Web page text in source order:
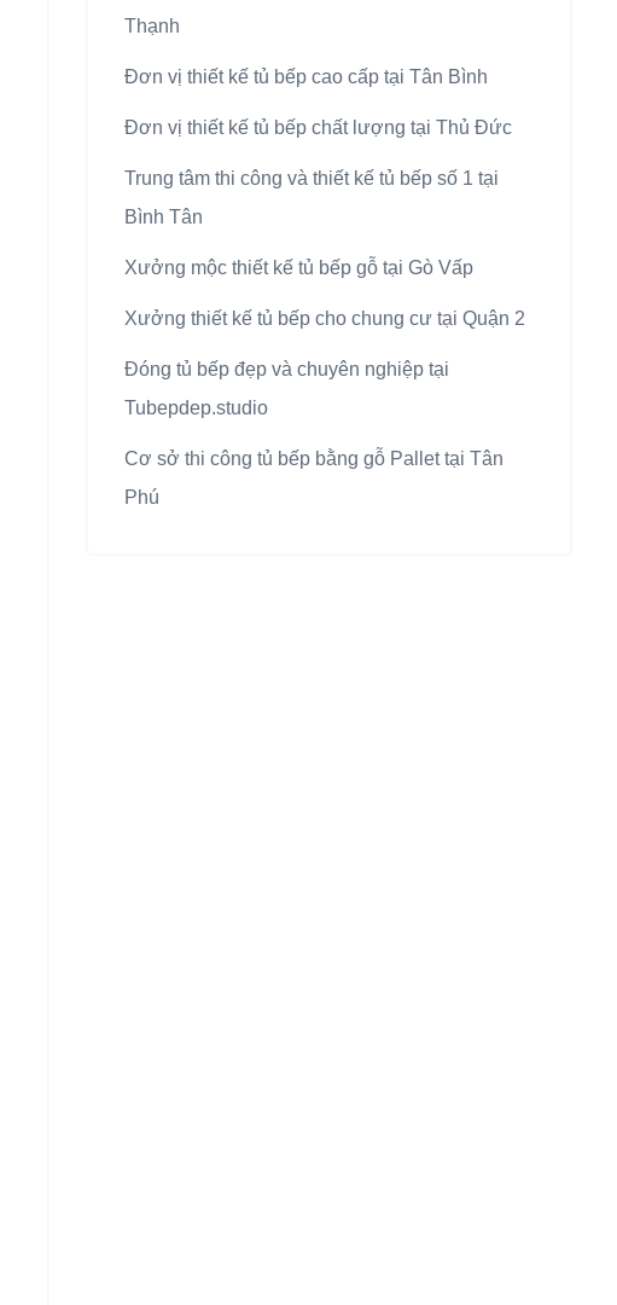
Thạnh
Đơn vị thiết kế tủ bếp cao cấp tại Tân Bình
Đơn vị thiết kế tủ bếp chất lượng tại Thủ Đức
Trung tâm thi công và thiết kế tủ bếp số 1 tại
Bình Tân
Xưởng mộc thiết kế tủ bếp gỗ tại Gò Vấp
Xưởng thiết kế tủ bếp cho chung cư tại Quận 2
Đóng tủ bếp đẹp và chuyên nghiệp tại
Tubepdep.studio
Cơ sở thi công tủ bếp bằng gỗ Pallet tại Tân
Phú